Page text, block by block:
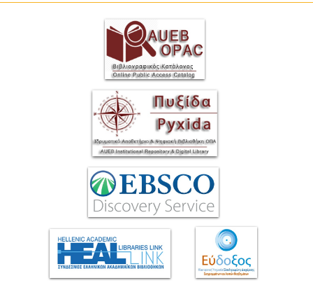
ΣΥΛΛΟΓΕΣ
ΕΝΤΥΠΕΣ ΣΥΛΛΟΓΕΣ
ΨΗΦΙΑΚΕΣ ΠΗΓΕΣ
ΚΕΝΤΡΑ ΤΕΚΜΗΡΙΩΣΗΣ
Κ.Ε.Τ
ΟΟΣΑ
Π.Ο.Τ
ΥΠΗΡΕΣΙΕΣ